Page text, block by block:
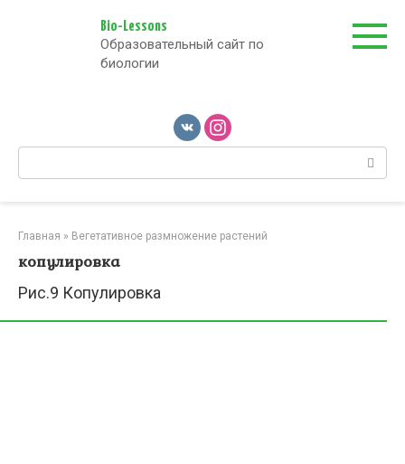
Bio-Lessons
Образовательный сайт по
биологии
Поиск:
Главная » Вегетативное размножение растений
копулировка
Рис.9 Копулировка